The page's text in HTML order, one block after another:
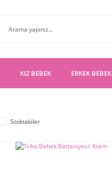
KIZ BEBEK ERKEK BEBEK
Stoktakiler